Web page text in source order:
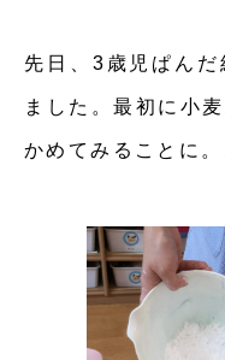
先日、3歳児ぱんだ
ました。最初に小
かめてみることに。